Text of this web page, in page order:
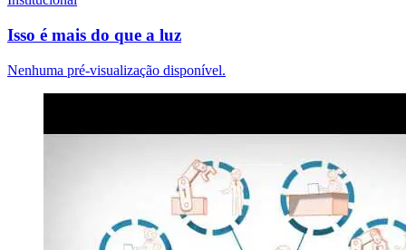
Isso é mais do que a luz
Nenhuma pré-visualização disponível.